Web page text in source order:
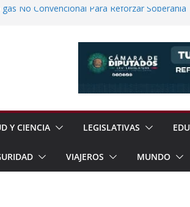
No Convencional Para Reforzar Soberanía
Prestaciones de Trabajadores del
10 Millones de Cigarrillos Apócrifos en
Y CIENCIA LEGISLATIVAS
VIAJEROS MUNDO